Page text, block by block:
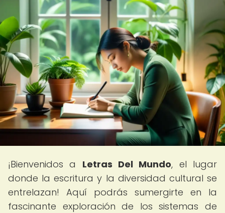
¡Bienvenidos a Letras Del Mundo, el lugar
donde la escritura y la diversidad cultural se
entrelazan! Aquí podrás sumergirte en la
fascinante exploración de los sistemas de